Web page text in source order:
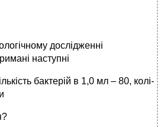
дослідженні
наступні
бактерій в 1,0 мл – 80, колі-